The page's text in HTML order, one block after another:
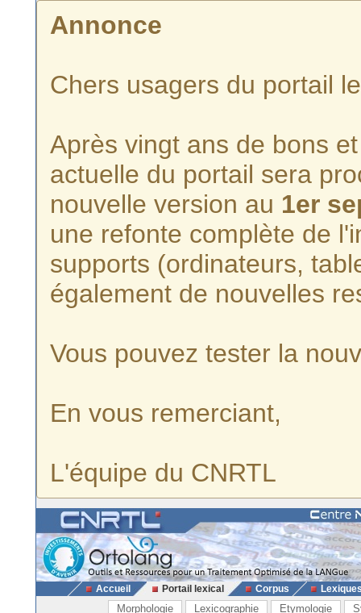
Annonce
Chers usagers du portail
Après vingt ans de bons
actuelle du portail sera
nouvelle version au 1er
une refonte complète de
supports (ordinateurs,
également de nouvelles
Vous pouvez tester la
En vous remerciant,
L'équipe du CNRTL
Accueil Portail lexical Corpus
Morphologie Lexicographie Etymologie